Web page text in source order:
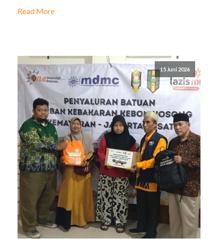
Read More
15 Juni 2026